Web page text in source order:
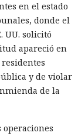
un
La lista
de
en el estado
donde el
UU. solicitó
apareció en
y de violar
de la